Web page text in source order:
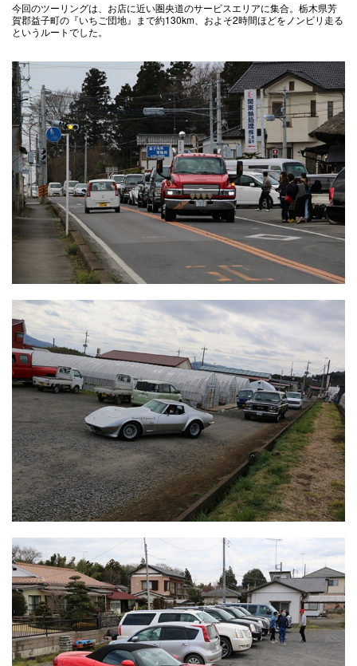
今回のツーリングは、お店に近い圏央道のサービスエリアに集合。栃木県芳
賀郡益子町の『いちご団地』まで約130km、およそ2時間ほどをノンビリ走る
というルートでした。